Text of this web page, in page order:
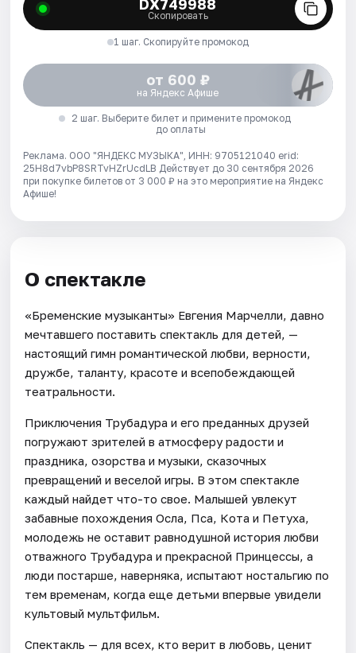
DX749988
Скопировать
1 шаг. Скопируйте промокод
от 600 ₽
на Яндекс Афише
2 шаг. Выберите билет и примените промокод
до оплаты
Реклама. ООО "ЯНДЕКС МУЗЫКА", ИНН: 9705121040 erid:
25H8d7vbP8SRTvHZrUcdLB Действует до 30 сентября 2026
при покупке билетов от 3 000 ₽ на это мероприятие на Яндекс
Афише!
О спектакле
«Бременские музыканты» Евгения Марчелли, давно
мечтавшего поставить спектакль для детей, —
настоящий гимн романтической любви, верности,
дружбе, таланту, красоте и всепобеждающей
театральности.
Приключения Трубадура и его преданных друзей
погружают зрителей в атмосферу радости и
праздника, озорства и музыки, сказочных
превращений и веселой игры. В этом спектакле
каждый найдет что-то свое. Малышей увлекут
забавные похождения Осла, Пса, Кота и Петуха,
молодежь не оставит равнодушной история любви
отважного Трубадура и прекрасной Принцессы, а
люди постарше, наверняка, испытают ностальгию по
тем временам, когда еще детьми впервые увидели
культовый мультфильм.
Спектакль — для всех, кто верит в любовь, ценит